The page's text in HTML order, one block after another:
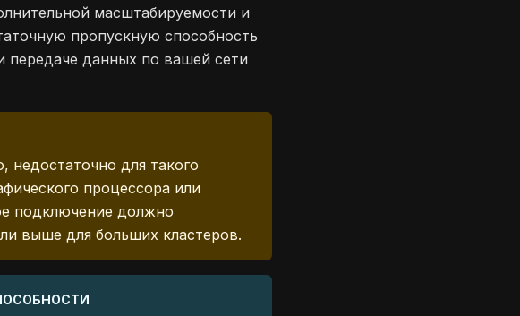
масштабируемости и
пропускную способность
передаче данных по вашей сети
недостаточно для такого
процессора или
подключение должно
выше для больших кластеров.